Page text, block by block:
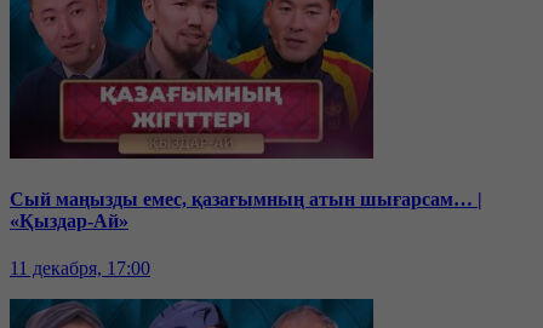
Сый маңызды емес, қазағымның атын шығарсам… |
«Қыздар-Ай»
11 декабря, 17:00